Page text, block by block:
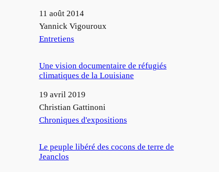
Date
11 août 2014
Auteur
Yannick Vigouroux
Par rapport à
Entretiens
Une vision documentaire de réfugiés
climatiques de la Louisiane
Date
19 avril 2019
Auteur
Christian Gattinoni
Par rapport à
Chroniques d'expositions
Le peuple libéré des cocons de terre de
Jeanclos